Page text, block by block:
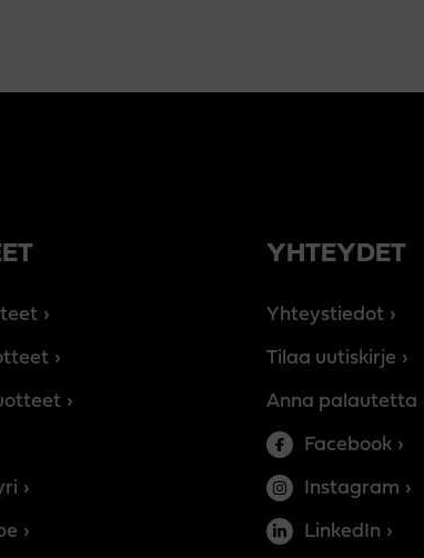
YHTEYDET
Yhteystiedot
Tilaa uutiskirje
Anna palautetta
Facebook
Instagram
LinkedIn